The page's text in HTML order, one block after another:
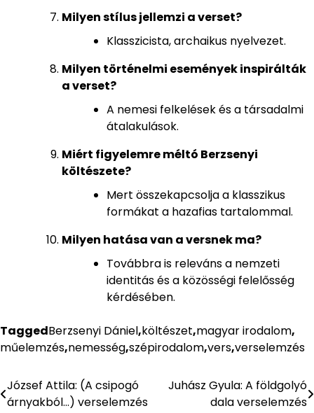
Milyen stílus jellemzi a verset?
Klasszicista, archaikus nyelvezet.
Milyen történelmi események inspirálták
a verset?
A nemesi felkelések és a társadalmi
átalakulások.
Miért figyelemre méltó Berzsenyi
költészete?
Mert összekapcsolja a klasszikus
formákat a hazafias tartalommal.
Milyen hatása van a versnek ma?
Továbbra is releváns a nemzeti
identitás és a közösségi felelősség
kérdésében.
TaggedBerzsenyi Dániel,költészet,magyar irodalom,
műelemzés,nemesség,szépirodalom,vers,verselemzés
Bejegyzés
József Attila: (A csipogó
árnyakból…) verselemzés
Juhász Gyula: A földgolyó
dala verselemzés